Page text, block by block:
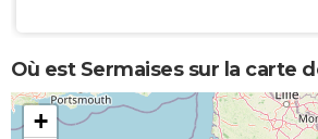
Où est Sermaises sur la carte
+